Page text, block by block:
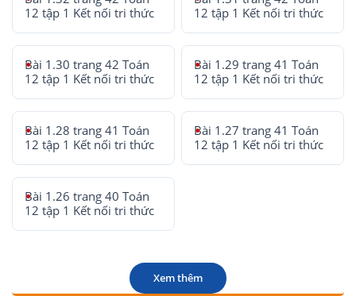
12 tập 1 Kết nối tri thức
12 tập 1 Kết nối tri thức
Bài 1.30 trang 42 Toán
12 tập 1 Kết nối tri thức
Bài 1.29 trang 41 Toán
12 tập 1 Kết nối tri thức
Bài 1.28 trang 41 Toán
12 tập 1 Kết nối tri thức
Bài 1.27 trang 41 Toán
12 tập 1 Kết nối tri thức
Bài 1.26 trang 40 Toán
12 tập 1 Kết nối tri thức
Xem thêm